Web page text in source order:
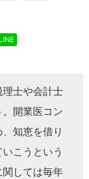
LINE
理士や会計士
開業医コン
知恵を借り
こうという
しては毎年